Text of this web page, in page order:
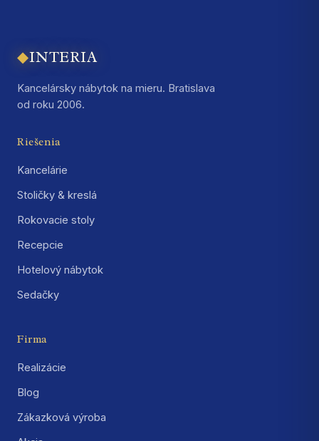
◆INTERIA
Kancelársky nábytok na mieru. Bratislava
od roku 2006.
Riešenia
Kancelárie
Stoličky & kreslá
Rokovacie stoly
Recepcie
Hotelový nábytok
Sedačky
Firma
Realizácie
Blog
Zákazková výroba